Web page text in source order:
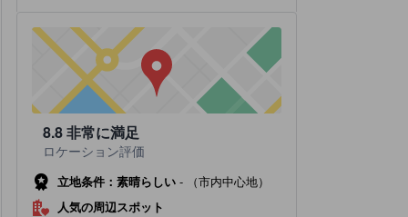
8.8非常に満足
ロケーション評価
立地条件：素晴らしい -
（市内中心地）
人気の周辺スポット